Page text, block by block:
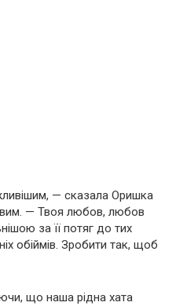
— сказала Оришка
— Твоя любов, любов
за її потяг до тих
обіймів. Зробити так, щоб
що наша рідна хата